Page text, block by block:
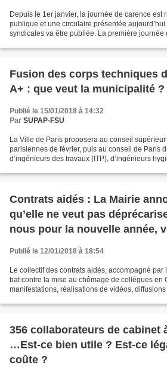
Depuis le 1er janvier, la journée de carence est
publique et une circulaire présentée
syndicales va être publiée. La première journée
Fusion des corps techniques
A+ : que veut la municipalité ?
Publié le 15/01/2018 à 14:32
Par SUPAP-FSU
La Ville de Paris proposera au conseil
parisiennes de février, puis au conseil de Paris
d’ingénieurs des travaux (ITP), d’ingénieurs
Contrats aidés : La Mairie annonce clairement
qu’elle ne veut pas
nous pour la nouvelle année,
Publié le 12/01/2018 à 18:54
Le collectif des contrats aidés, accompagné par
bat contre la mise au chômage de collègues en
manifestations, réalisations de vidéos,
356 collaborateurs de cabinet
…Est-ce bien utile ? Est-ce
coûte ?